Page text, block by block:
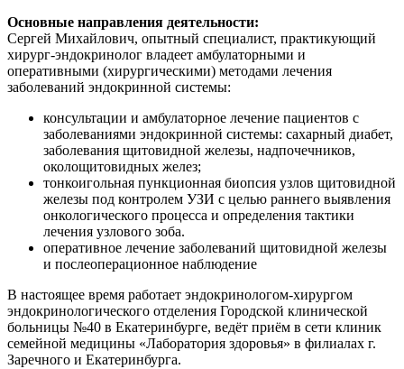
Основные направления деятельности:
Сергей Михайлович, опытный специалист, практикующий
хирург-эндокринолог владеет амбулаторными и
оперативными (хирургическими) методами лечения
заболеваний эндокринной системы:
консультации и амбулаторное лечение пациентов с
заболеваниями эндокринной системы: сахарный диабет,
заболевания щитовидной железы, надпочечников,
околощитовидных желез;
тонкоигольная пункционная биопсия узлов щитовидной
железы под контролем УЗИ с целью раннего выявления
онкологического процесса и определения тактики
лечения узлового зоба.
оперативное лечение заболеваний щитовидной железы
и послеоперационное наблюдение
В настоящее время работает эндокринологом-хирургом
эндокринологического отделения Городской клинической
больницы №40 в Екатеринбурге, ведёт приём в сети клиник
семейной медицины «Лаборатория здоровья» в филиалах г.
Заречного и Екатеринбурга.